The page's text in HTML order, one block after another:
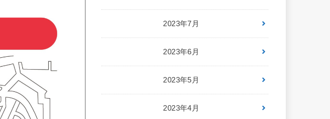
2023年7月
2023年6月
2023年5月
2023年4月